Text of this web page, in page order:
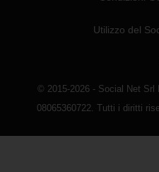
Utilizzo del
© 2015-2026 - Social Net Srl
08065360722. Tutti i diritti